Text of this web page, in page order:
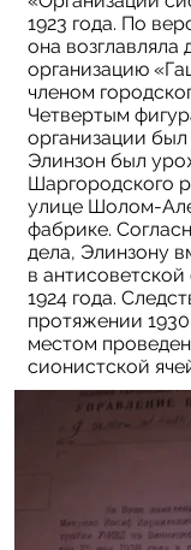
1923 года. По
она
организацию
членом
Четвертым
организации
Элинзон был
Шаргородского
улице Шолом-
фабрике.
дела, Элинзону
в
1924 года.
протяжении
местом
сионистской